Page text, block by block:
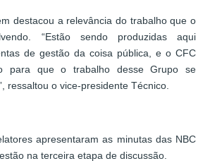
destacou a relevância do trabalho que o
“Estão sendo produzidas aqui
de gestão da coisa pública, e o CFC
para que o trabalho desse Grupo se
ressaltou o vice-presidente Técnico.
apresentaram as minutas das NBC
na terceira etapa de discussão.